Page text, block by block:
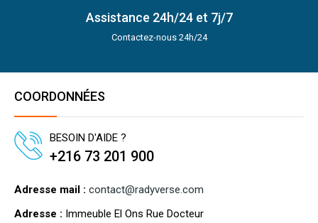
Assistance 24h/24 et 7j/7
Contactez-nous 24h/24
COORDONNÉES
BESOIN D'AIDE ?
+216 73 201 900
Adresse mail : contact@radyverse.com
Adresse : Immeuble El Ons Rue Docteur